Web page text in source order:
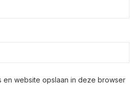
en website opslaan in deze browser